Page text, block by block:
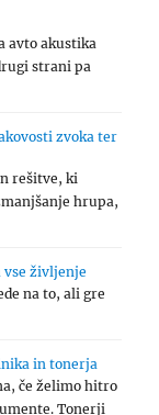
avto akustika
strani pa
zvoka ter
rešitve, ki
hrupa,
vse življenje
na to, ali gre
in tonerja
če želimo hitro
Tonerji